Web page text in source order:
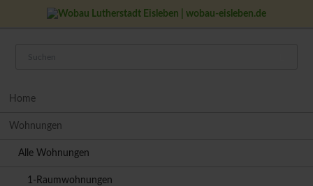
Home
Wohnungen
Alle Wohnungen
1-Raumwohnungen